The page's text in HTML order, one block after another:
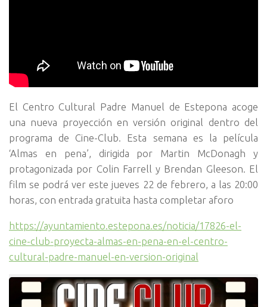
El Centro Cultural Padre Manuel de Estepona acoge
una nueva proyección en versión original dentro del
programa de Cine-Club. Esta semana es la película
‘Almas en pena’, dirigida por Martin McDonagh y
protagonizada por Colin Farrell y Brendan Gleeson. El
film se podrá ver este jueves 22 de febrero, a las 20:00
horas, con entrada gratuita hasta completar aforo
https://ayuntamiento.estepona.es/noticia/17826-el-
cine-club-proyecta-almas-en-pena-en-el-centro-
cultural-padre-manuel-en-version-original